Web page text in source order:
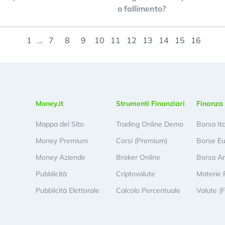
o fallimento?
1 ... 7 8 9 10 11 12 13 14 15 16
Money.it
Mappa del Sito
Money Premium
Money Aziende
Pubblicità
Pubblicità Elettorale
Strumenti Finanziari
Trading Online Demo
Corsi (Premium)
Broker Online
Criptovalute
Calcolo Percentuale
Borsa
Borse
Borsa
Materie
Valute